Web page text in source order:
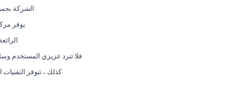
الشركة
يوفر
فلا تترد عزيزي المستخدم
كذلك ، تتوفر